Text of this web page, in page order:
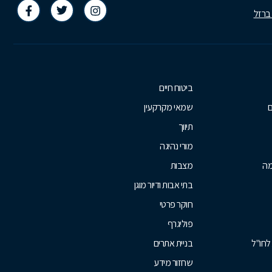
לחו"ל
ביטוח חיים
שמאי מקרקעין
תיווך
מורי נהיגה
מצבות
בתי אבות ודיור מוגן
חוקר פרטי
פוליגרף
בניית אתרים
שחזור מידע